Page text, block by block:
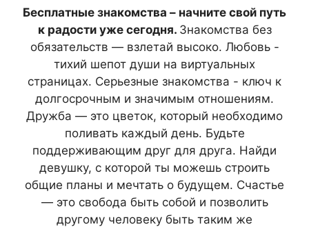
Бесплатные знакомства – начните свой путь
к радости уже сегодня. Знакомства без
обязательств — взлетай высоко. Любовь -
тихий шепот души на виртуальных
страницах. Серьезные знакомства - ключ к
долгосрочным и значимым отношениям.
Дружба — это цветок, который необходимо
поливать каждый день. Будьте
поддерживающим друг для друга. Найди
девушку, с которой ты можешь строить
общие планы и мечтать о будущем. Счастье
— это свобода быть собой и позволить
другому человеку быть таким же